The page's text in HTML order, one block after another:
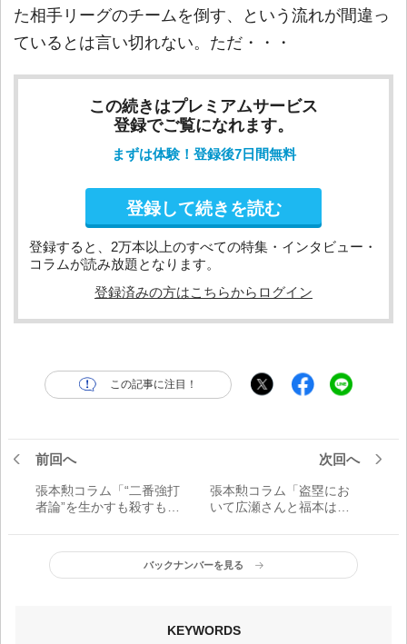
た相手リーグのチームを倒す、という流れが間違っ
ているとは言い切れない。ただ・・・
この続きはプレミアムサービス
登録でご覧になれます。
まずは体験！登録後7日間無料
登録して続きを読む
登録すると、2万本以上のすべての特集・インタビュー・
コラムが読み放題となります。
登録済みの方はこちらからログイン
この記事に注目！
前回へ
張本勲コラム「“二番強打
者論”を生かすも殺すも指
次回へ
張本勲コラム「盗塁にお
いて広瀬さんと福本は別
上を目指してほしい」
バックナンバーを見る
KEYWORDS